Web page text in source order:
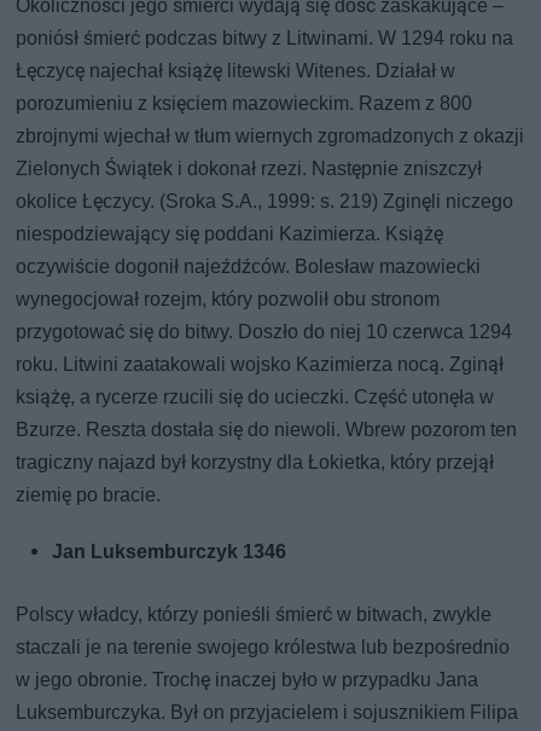
Okoliczności jego śmierci wydają się dość zaskakujące –
poniósł śmierć podczas bitwy z Litwinami. W 1294 roku na
Łęczycę najechał książę litewski Witenes. Działał w
porozumieniu z księciem mazowieckim. Razem z 800
zbrojnymi wjechał w tłum wiernych zgromadzonych z okazji
Zielonych Świątek i dokonał rzezi. Następnie zniszczył
okolice Łęczycy. (Sroka S.A., 1999: s. 219) Zginęli niczego
niespodziewający się poddani Kazimierza. Książę
oczywiście dogonił najeźdźców. Bolesław mazowiecki
wynegocjował rozejm, który pozwolił obu stronom
przygotować się do bitwy. Doszło do niej 10 czerwca 1294
roku. Litwini zaatakowali wojsko Kazimierza nocą. Zginął
książę, a rycerze rzucili się do ucieczki. Część utonęła w
Bzurze. Reszta dostała się do niewoli. Wbrew pozorom ten
tragiczny najazd był korzystny dla Łokietka, który przejął
ziemię po bracie.
Jan Luksemburczyk 1346
Polscy władcy, którzy ponieśli śmierć w bitwach, zwykle
staczali je na terenie swojego królestwa lub bezpośrednio
w jego obronie. Trochę inaczej było w przypadku Jana
Luksemburczyka. Był on przyjacielem i sojusznikiem Filipa